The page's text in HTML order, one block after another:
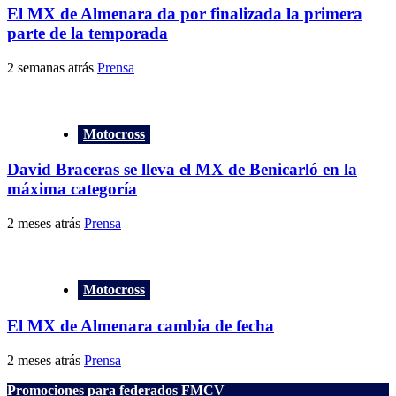
El MX de Almenara da por finalizada la primera
parte de la temporada
2 semanas atrás Prensa
Motocross
David Braceras se lleva el MX de Benicarló en la
máxima categoría
2 meses atrás Prensa
Motocross
El MX de Almenara cambia de fecha
2 meses atrás Prensa
Promociones para federados FMCV